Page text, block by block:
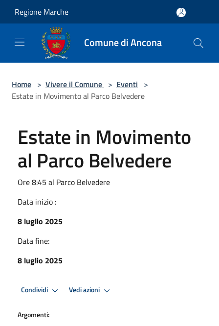
Regione Marche
Comune di Ancona
Home > Vivere il Comune > Eventi >
Estate in Movimento al Parco Belvedere
Estate in Movimento
al Parco Belvedere
Ore 8:45 al Parco Belvedere
Data inizio :
8 luglio 2025
Data fine:
8 luglio 2025
Condividi Vedi azioni
Argomenti: